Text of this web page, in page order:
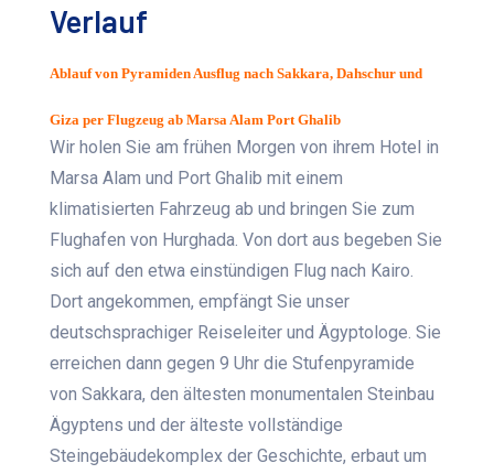
Verlauf
Ablauf von Pyramiden Ausflug nach Sakkara, Dahschur und
Giza per Flugzeug ab Marsa Alam Port Ghalib
Wir holen Sie am frühen Morgen von ihrem Hotel in
Marsa Alam und Port Ghalib mit einem
klimatisierten Fahrzeug ab und bringen Sie zum
Flughafen von Hurghada. Von dort aus begeben Sie
sich auf den etwa einstündigen Flug nach Kairo.
Dort angekommen, empfängt Sie unser
deutschsprachiger Reiseleiter und Ägyptologe. Sie
erreichen dann gegen 9 Uhr die Stufenpyramide
von Sakkara, den ältesten monumentalen Steinbau
Ägyptens und der älteste vollständige
Steingebäudekomplex der Geschichte, erbaut um